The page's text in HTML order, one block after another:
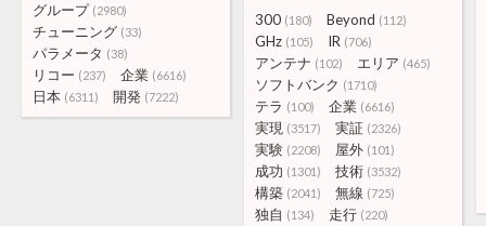
グループ (2980)
チューニング (33)
パラメータ (38)
リコー (237) 企業 (6616)
日本 (6311) 開発 (7222)
300 (180) Beyond (112)
GHz (105) IR (706)
アンテナ (102) エリア (465)
ソフトバンク (1710)
テラ (100) 企業 (6616)
実現 (3517) 実証 (2326)
実験 (2208) 屋外 (101)
成功 (1301) 技術 (3532)
構築 (2041) 無線 (725)
独自 (134) 走行 (220)